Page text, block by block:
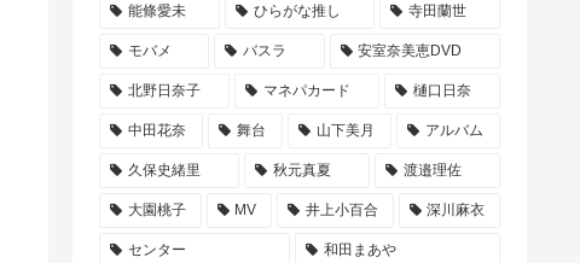
能條愛未 ひらがな推し 寺田蘭世
モバメ バスラ 安室奈美恵DVD
北野日奈子 マネパカード 樋口日奈
中田花奈 舞台 山下美月 アルバム
久保史緒里 秋元真夏 渡邉理佐
大園桃子 MV 井上小百合 深川麻衣
センター 和田まあや